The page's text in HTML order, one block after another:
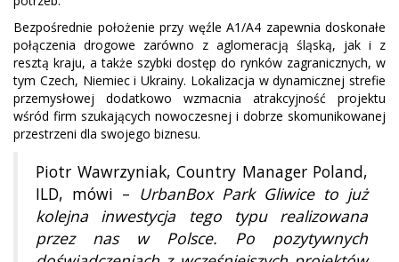
Bezpośrednie położenie przy węźle A1/A4 zapewnia doskonałe
połączenia drogowe zarówno z aglomeracją śląską, jak i z
resztą kraju, a także szybki dostęp do rynków zagranicznych, w
tym Czech, Niemiec i Ukrainy. Lokalizacja w dynamicznej strefie
przemysłowej dodatkowo wzmacnia atrakcyjność projektu
wśród firm szukających nowoczesnej i dobrze skomunikowanej
przestrzeni dla swojego biznesu.
Piotr Wawrzyniak, Country Manager Poland,
ILD, mówi – UrbanBox Park Gliwice to już
kolejna inwestycja tego typu realizowana
przez nas w Polsce. Po pozytywnych